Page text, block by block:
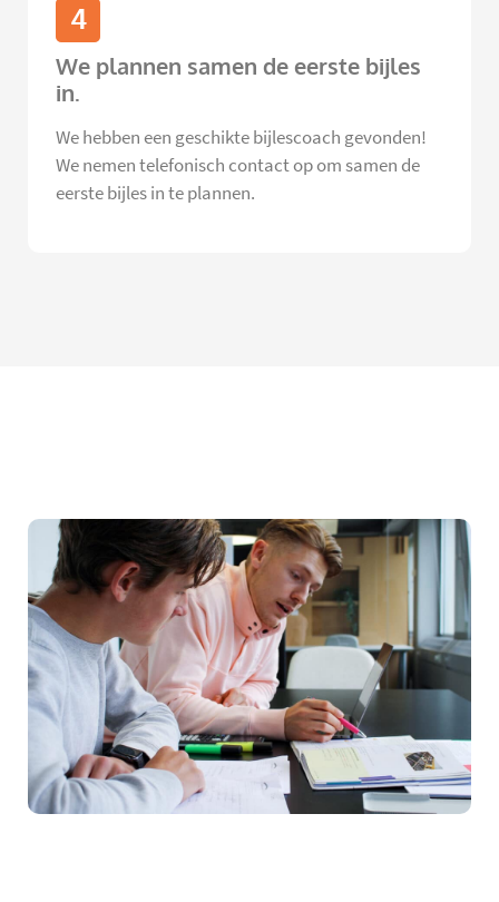
4
We plannen samen de eerste bijles
in.
We hebben een geschikte bijlescoach gevonden!
We nemen telefonisch contact op om samen de
eerste bijles in te plannen.